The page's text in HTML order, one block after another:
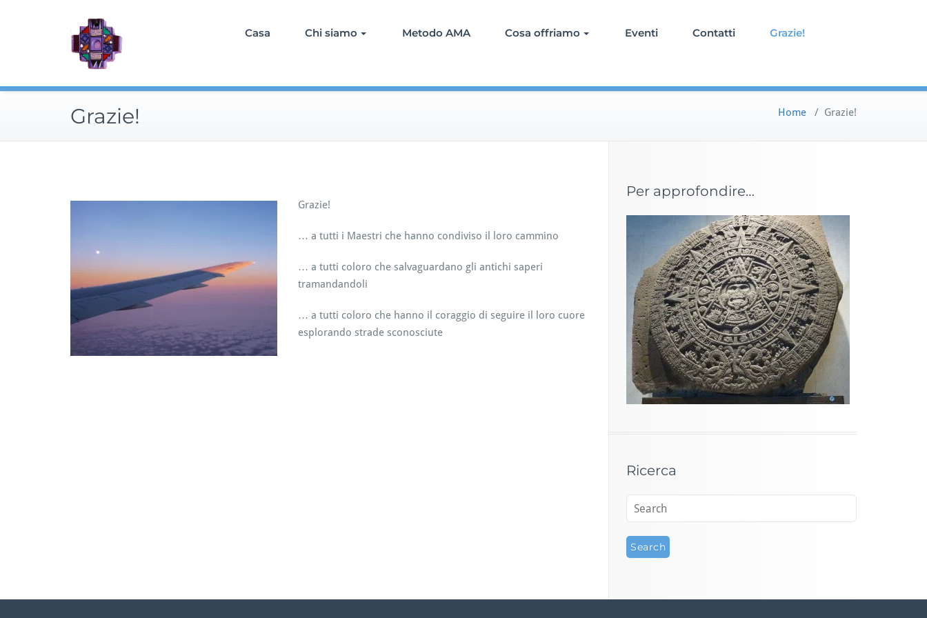
Casa Chi siamo Metodo AMA Cosa offriamo Eventi Contatti Grazie!
Grazie! Home / Grazie!
Grazie!
… a tutti i Maestri che hanno condiviso il loro cammino
… a tutti coloro che salvaguardano gli antichi saperi
tramandandoli
… a tutti coloro che hanno il coraggio di seguire il loro cuore
esplorando strade sconosciute
Per approfondire…
Ricerca